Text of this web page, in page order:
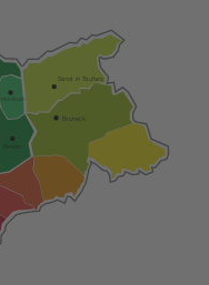
Bruneck
Sand in Taufers
Brixen
Mühlbach